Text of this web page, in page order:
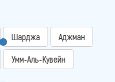
Шарджа Аджман
Умм-Аль-Кувейн